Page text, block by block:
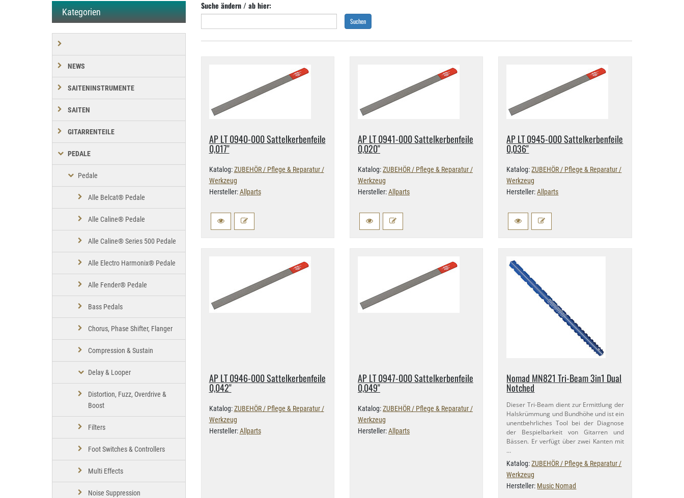
Suche ändern / ab hier:
Suchen
AP LT 0940-​000 Sattelkerbenfeile
0,​017"
Katalog:ZUBEHÖR / Pflege & Reparatur /
Werkzeug
Hersteller:Allparts
AP LT 0941-​000 Sattelkerbenfeile
0,​020"
Katalog:ZUBEHÖR / Pflege & Reparatur /
Werkzeug
Hersteller:Allparts
AP LT 0945-​000 Sattelkerbenfeile
0,​036"
Katalog:ZUBEHÖR / Pflege & Reparatur /
Werkzeug
Hersteller:Allparts
AP LT 0946-​000 Sattelkerbenfeile
0,​042"
Katalog:ZUBEHÖR / Pflege & Reparatur /
Werkzeug
Hersteller:Allparts
AP LT 0947-​000 Sattelkerbenfeile
0,​049"
Katalog:ZUBEHÖR / Pflege & Reparatur /
Werkzeug
Hersteller:Allparts
Nomad MN821 Tri-​Beam 3in1 Dual
Notched
Dieser Tri-​Beam dient zur Ermittlung der
Halskrümmung und Bundhöhe und ist ein
unentbehrliches Tool bei der Diagnose
der Bespielbarkeit von Gitarren und
Bässen. Er verfügt über zwei Kanten mit
…
Katalog:ZUBEHÖR / Pflege & Reparatur /
Werkzeug
Hersteller: Music Nomad
Kategorien
NEWS
SAITENINSTRUMENTE
SAITEN
GITARRENTEILE
PEDALE
Pedale
Alle Belcat® Pedale
Alle Caline® Pedale
Alle Caline® Series 500 Pedale
Alle Electro Harmonix® Pedale
Alle Fender® Pedale
Bass Pedals
Chorus, Phase Shifter, Flanger
Compression & Sustain
Delay & Looper
Distortion, Fuzz, Overdrive &
Boost
Filters
Foot Switches & Controllers
Multi Effects
Noise Suppression